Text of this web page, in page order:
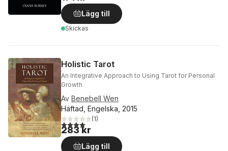
Lägg till
Skickas
Holistic Tarot
An Integrative Approach to Using Tarot for Personal
Growth
Av Benebell Wen
Häftad, Engelska, 2015
4,0utav 5 stjärnor. Totalt antal röster:
(1)
283 kr
Lägg till